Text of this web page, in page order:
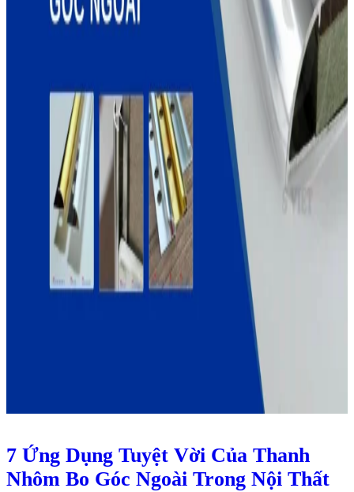
7 Ứng Dụng Tuyệt Vời Của Thanh
Nhôm Bo Góc Ngoài Trong Nội Thất